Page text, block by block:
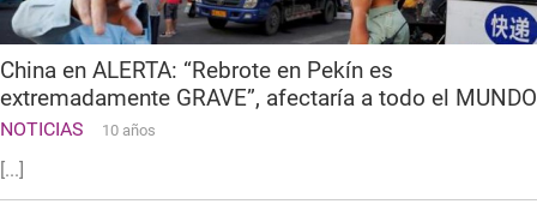
China en ALERTA: “Rebrote en Pekín es
extremadamente GRAVE”, afectaría a todo el MUNDO
NOTICIAS 10 años
[...]